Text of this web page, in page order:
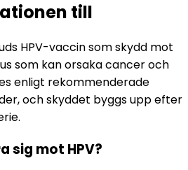
till
HPV-vaccin som skydd mot
som kan orsaka cancer och
enligt rekommenderade
och skyddet byggs upp efter
sig mot HPV?